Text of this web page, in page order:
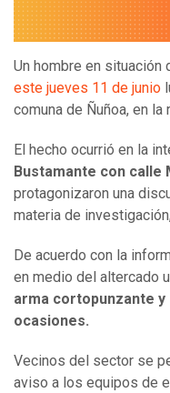
Un hombre en situación
este jueves 11 de junio
comuna de Ñuñoa, en
El hecho ocurrió en la
Bustamante con calle
protagonizaron una
materia de investigación,
De acuerdo con la
en medio del altercado
arma cortopunzante
ocasiones.
Vecinos del sector se
aviso a los equipos de